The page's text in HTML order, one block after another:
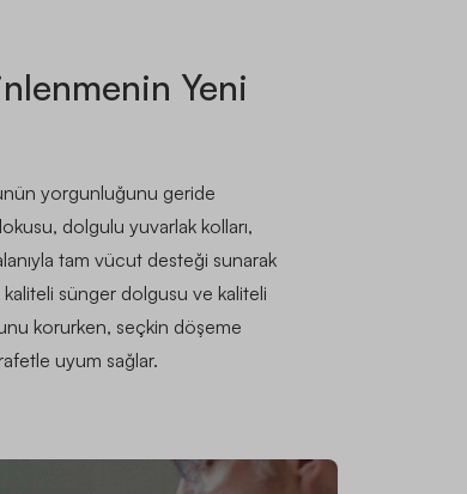
Yeni
yorgunluğunu geride
dolgulu yuvarlak kolları,
tam vücut desteği sunarak
kaliteli sünger dolgusu ve kaliteli
korurken, seçkin döşeme
uyum sağlar.